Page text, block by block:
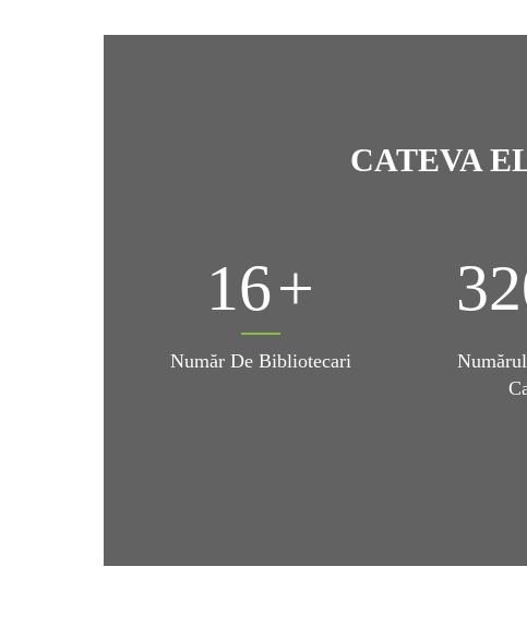
CATEVA
16
Număr De Bibliotecari